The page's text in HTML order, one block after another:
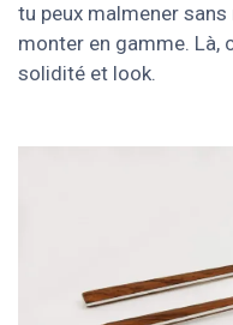
tu peux malmener
monter en gamme. Là,
solidité et look.